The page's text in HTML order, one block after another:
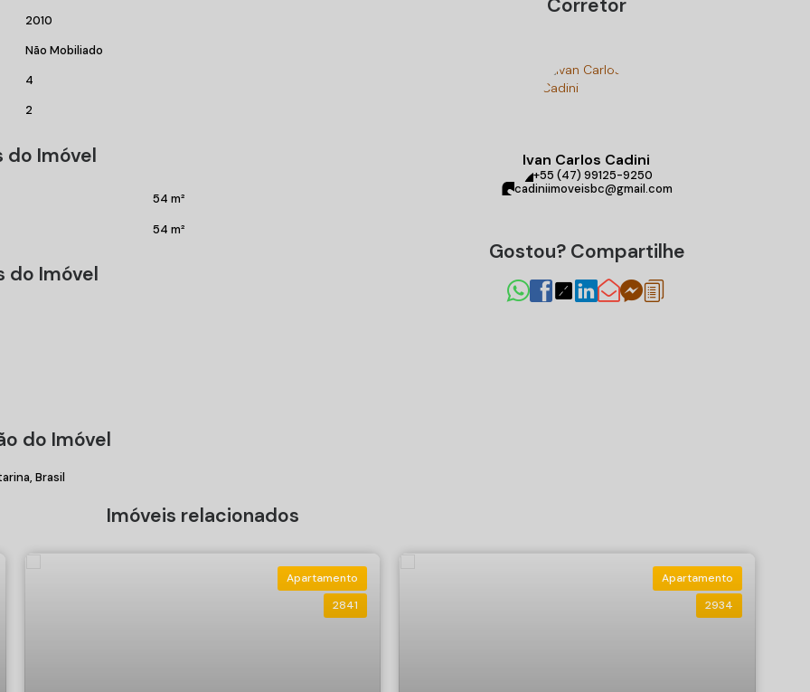
valorização imobiliária do país!
2010
Não Mobiliado
4
2
do Imóvel
54 m²
54 m²
do Imóvel
do Imóvel
Brasil
Corretor
Ivan Carlos Cadini
+55 (47) 99125-9250
cadiniimoveisbc@gmail.com
Gostou? Compartilhe
Imóveis relacionados
Apartamento
2841
Apartamento
2934